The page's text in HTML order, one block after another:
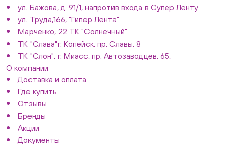
ул. Бажова, д. 91/1, напротив входа в Супер Ленту
ул. Труда,166, "Гипер Лента"
Марченко, 22 ТК "Солнечный"
ТК "Слава"г. Копейск, пр. Славы, 8
ТК "Слон", г. Миасс, пр. Автозаводцев, 65,
О компании
Доставка и оплата
Где купить
Отзывы
Бренды
Акции
Документы